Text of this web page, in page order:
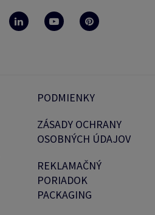
PODMIENKY
ZÁSADY OCHRANY
OSOBNÝCH ÚDAJOV
REKLAMAČNÝ
PORIADOK
PACKAGING